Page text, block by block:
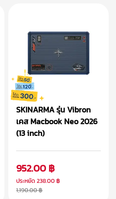
SKINARMA รุ่น Vibron
เคส Macbook Neo 2026
(13 inch)
952.00 ฿
ประหยัด 238.00 ฿
1,190.00 ฿